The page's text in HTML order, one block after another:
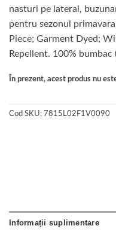
nasturi pe lateral,
pentru sezonul
Piece; Garment Dyed;
Repellent. 100% bumbac
În prezent, acest produs nu
Cod SKU: 7815L02F1V0090
Informații suplimentare